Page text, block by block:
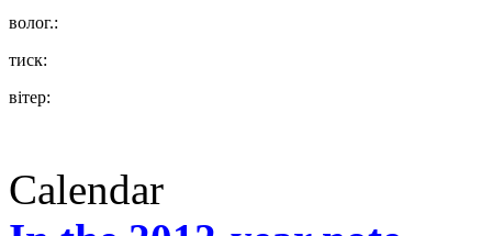
волог.:
тиск:
вітер:
Calendar